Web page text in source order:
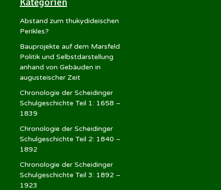
Abstand zum thukydideischen
Perikles?
Bauprojekte auf dem Marsfeld
Politik und Selbstdarstellung
anhand von Gebäuden in
augusteischer Zeit
Chronologie der Scheidinger
Schulgeschichte Teil 1: 1658 –
1839
Chronologie der Scheidinger
Schulgeschichte Teil 2: 1840 –
1892
Chronologie der Scheidinger
Schulgeschichte Teil 3: 1892 –
1923